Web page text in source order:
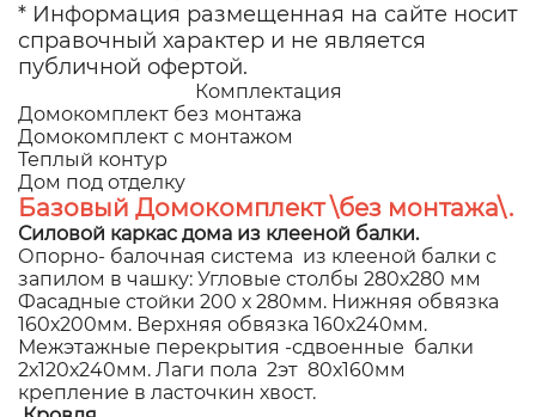
* Информация размещенная на сайте носит
справочный характер и не является
публичной офертой.
Комплектация
Домокомплект без монтажа
Домокомплект с монтажом
Теплый контур
Дом под отделку
Базовый Домокомплект \без монтажа\.
Силовой каркас дома из клееной балки.
Опорно- балочная система из клееной балки с
запилом в чашку: Угловые столбы 280х280 мм
Фасадные стойки 200 х 280мм. Нижняя обвязка
160х200мм. Верхняя обвязка 160х240мм.
Межэтажные перекрытия -сдвоенные балки
2х120х240мм. Лаги пола 2эт 80х160мм
крепление в ласточкин хвост.